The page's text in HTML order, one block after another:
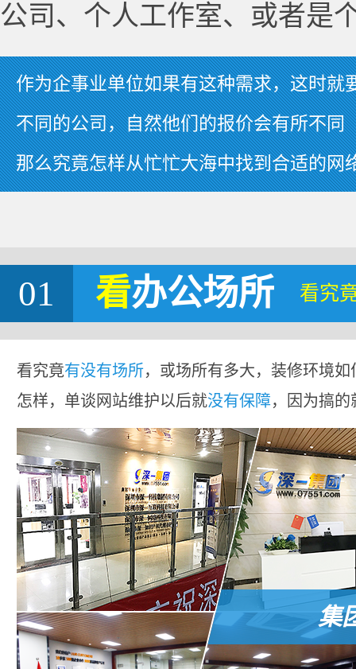
公司、个人工作室、或者是
作为企事业单位如果有这种需求，这时就
不同的公司，自然他们的报价会有所不同
那么究竟怎样从忙忙大海中找到合适的网
01 看办公场所 看究
看究竟有没有场所，或场所有多大，装修环境
怎样，单谈网站维护以后就没有保障，因为搞
集